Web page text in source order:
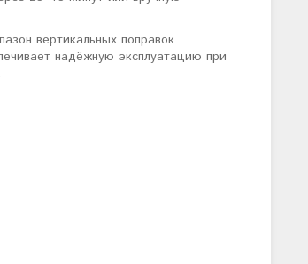
вертикальных поправок.
надёжную эксплуатацию при